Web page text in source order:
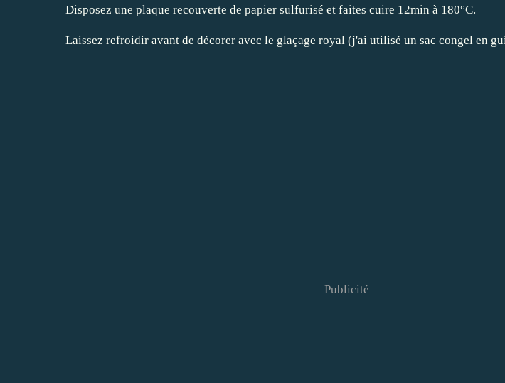
Disposez une plaque recouverte de papier sulfurisé et faites cuire 12min à 180°C.
Laissez refroidir avant de décorer avec le glaçage royal (j'ai utilisé un sac congel en
Publicité